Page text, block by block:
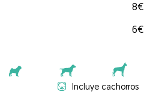
8€
6€
Incluye cachorros